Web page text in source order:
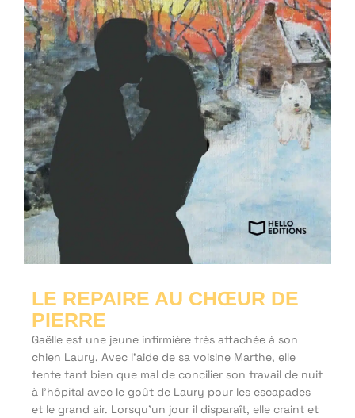
LE REPAIRE AU CHŒUR DE
PIERRE
Gaëlle est une jeune infirmière très attachée à son
chien Laury. Avec l’aide de sa voisine Marthe, elle
tente tant bien que mal de concilier son travail de nuit
à l’hôpital avec le goût de Laury pour les escapades
et le grand air. Lorsqu’un jour il disparaît, elle craint et